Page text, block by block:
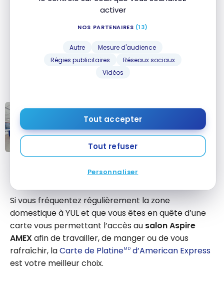
activer
NOS PARTENAIRES (13)
Autre
Mesure d'audience
Régies publicitaires
Réseaux sociaux
Vidéos
Tout accepter
Tout refuser
Personnaliser
Compagnon d’aéroport Visaet avec le réseau
l’accès aux salons d’aéroportspour plus de détails.
Il est important de noter que pour ce salon, les
titulaires des cartes American Express nommées
Comment
salons VIP
d’aéroport?
STRATÉGIES
Comment accéder aux salons VIP
d’aéroport?
Si vous fréquentez régulièrement la zone
domestique à YUL et que vous êtes en quête d’une
carte vous permettant l’accès au salon Aspire
AMEXafin de travailler, de manger ou de vous
rafraîchir, laCarte de PlatineMD d’American Express
est votre meilleur choix.